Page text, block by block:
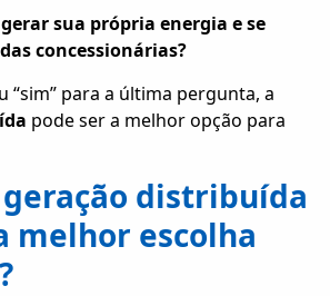
sua própria energia e se
concessionárias?
“sim” para a última pergunta, a
pode ser a melhor opção para
geração distribuída
melhor escolha